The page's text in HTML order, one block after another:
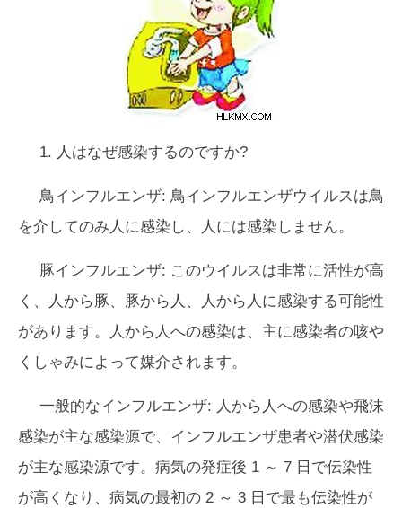
1. 人はなぜ感染するのですか?
鳥インフルエンザ: 鳥インフルエンザウイルスは鳥
を介してのみ人に感染し、人には感染しません。
豚インフルエンザ: このウイルスは非常に活性が高
く、人から豚、豚から人、人から人に感染する可能性
があります。人から人への感染は、主に感染者の咳や
くしゃみによって媒介されます。
一般的なインフルエンザ: 人から人への感染や飛沫
感染が主な感染源で、インフルエンザ患者や潜伏感染
が主な感染源です。病気の発症後 1 ～ 7 日で伝染性
が高くなり、病気の最初の 2 ～ 3 日で最も伝染性が